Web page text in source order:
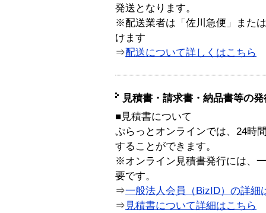
発送となります。
※配送業者は「佐川急便」また
けます
⇒配送について詳しくはこちら
見積書・請求書・納品書等の
■見積書について
ぷらっとオンラインでは、24時
することができます。
※オンライン見積書発行には、
要です。
⇒一般法人会員（BizID）の詳細
⇒ 見積書について詳細はこちら